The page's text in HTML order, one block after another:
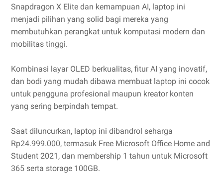
Snapdragon X Elite dan kemampuan AI, laptop ini
menjadi pilihan yang solid bagi mereka yang
membutuhkan perangkat untuk komputasi modern dan
mobilitas tinggi.
Kombinasi layar OLED berkualitas, fitur AI yang inovatif,
dan bodi yang mudah dibawa membuat laptop ini cocok
untuk pengguna profesional maupun kreator konten
yang sering berpindah tempat.
Saat diluncurkan, laptop ini dibandrol seharga
Rp24.999.000, termasuk Free Microsoft Office Home and
Student 2021, dan membership 1 tahun untuk Microsoft
365 serta storage 100GB.